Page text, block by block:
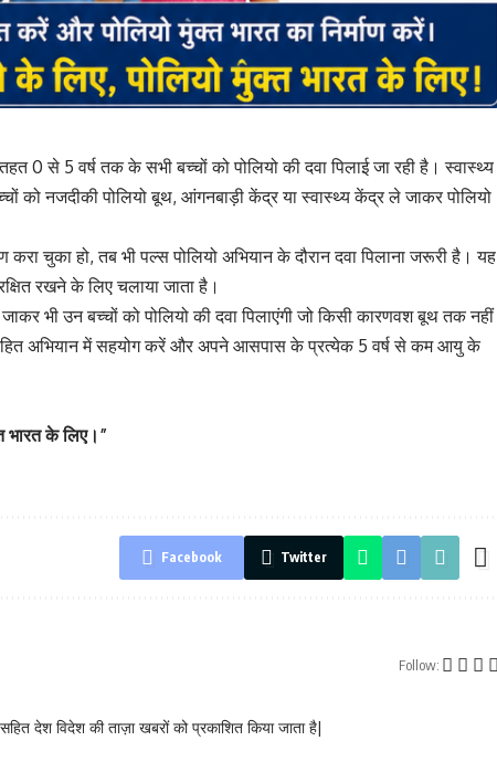
0 से 5 वर्ष तक के सभी बच्चों को पोलियो की दवा पिलाई जा रही है। स्वास्थ्य
को नजदीकी पोलियो बूथ, आंगनबाड़ी केंद्र या स्वास्थ्य केंद्र ले जाकर पोलियो
चुका हो, तब भी पल्स पोलियो अभियान के दौरान दवा पिलाना जरूरी है। यह
रखने के लिए चलाया जाता है।
भी उन बच्चों को पोलियो की दवा पिलाएंगी जो किसी कारणवश बूथ तक नहीं
अभियान में सहयोग करें और अपने आसपास के प्रत्येक 5 वर्ष से कम आयु के
भारत के लिए।”
Facebook Twitter
Follow:
देश विदेश की ताज़ा खबरों को प्रकाशित किया जाता है|